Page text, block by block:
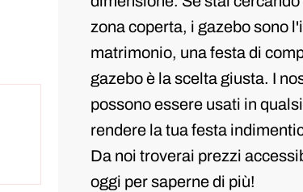
zona coperta, i gazebo sono
matrimonio, una festa di
gazebo è la scelta giusta. I
possono essere usati in
rendere la tua festa
Da noi troverai prezzi
oggi per saperne di più!